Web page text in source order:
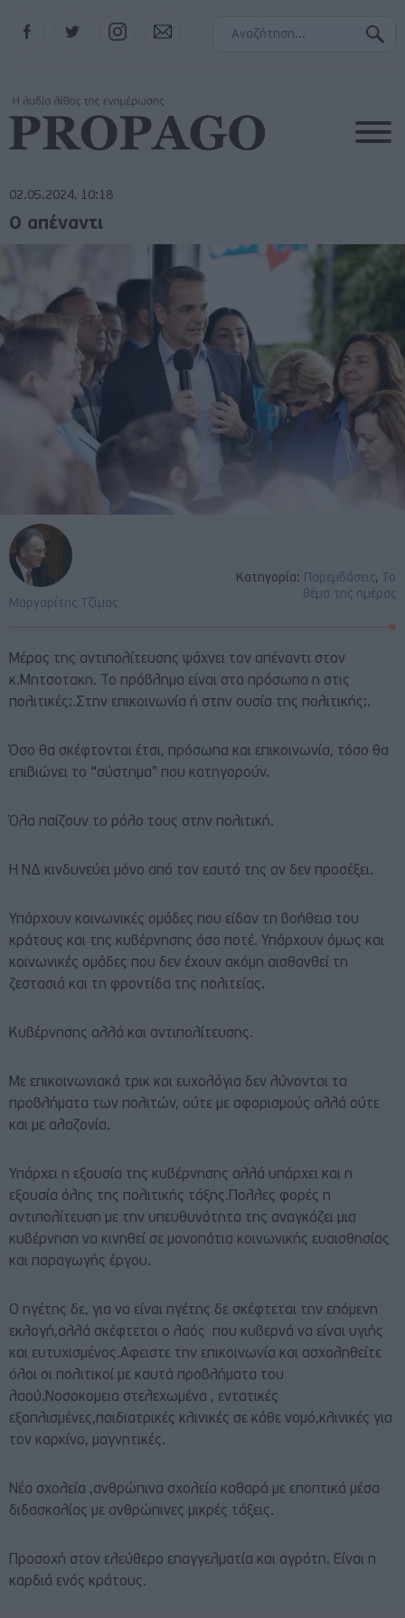
Instagram
02.05.2024, 10:18
Κατηγορία: Παρεμβάσεις,
Το
θέμα της ημέρας
Μαργαρίτης Τζίμας
Ο απέναντι
Μέρος της αντιπολίτευσης ψάχνει τον απέναντι στον
κ.Μητσοτακη. Το πρόβλημα είναι στα πρόσωπα η στις
πολιτικές;.Στην επικοινωνία ή στην ουσία της πολιτικής;.
Όσο θα σκέφτονται έτσι, πρόσωπα και επικοινωνία, τόσο θα
επιβιώνει το “σύστημα” που κατηγορούν.
Όλα παίζουν το ρόλο τους στην πολιτική.
Η ΝΔ κινδυνεύει μόνο από τον εαυτό της αν δεν προσέξει.
Υπάρχουν κοινωνικές ομάδες που είδαν τη βοήθεια του
κράτους και της κυβέρνησης όσο ποτέ. Υπάρχουν όμως και
κοινωνικές ομάδες που δεν έχουν ακόμη αισθανθεί τη
ζεστασιά και τη φροντίδα της πολιτείας.
Κυβέρνησης αλλά και αντιπολίτευσης.
Με επικοινωνιακά τρικ και ευχολόγια δεν λύνονται τα
προβλήματα των πολιτών, ούτε με αφορισμούς αλλά ούτε
και με αλαζονία.
Υπάρχει η εξουσία της κυβέρνησης αλλά υπάρχει και η
εξουσία όλης της πολιτικής τάξης.Πολλες φορές η
αντιπολίτευση με την υπευθυνότητα της αναγκάζει μια
κυβέρνηση να κινηθεί σε μονοπάτια κοινωνικής ευαισθησίας
και παραγωγής έργου.
Ο ηγέτης δε, για να είναι ηγέτης δε σκέφτεται την επόμενη
εκλογή,αλλά σκέφτεται ο λαός που κυβερνά να είναι υγιής
και ευτυχισμένος.Αφειστε την επικοινωνία και ασχοληθείτε
όλοι οι πολιτικοί με καυτά προβλήματα του
λαού.Νοσοκομεια στελεχωμένα , εντατικές
εξοπλισμένες,παιδιατρικές κλινικές σε κάθε νομό,κλινικές για
τον καρκίνο, μαγνητικές.
Νέα σχολεία ,ανθρώπινα σχολεία καθαρά με εποπτικά μέσα
διδασκαλίας με ανθρώπινες μικρές τάξεις.
Προσοχή στον ελεύθερο επαγγελματία και αγρότη. Είναι η
καρδιά ενός κράτους.